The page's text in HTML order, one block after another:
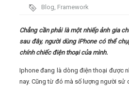
Video
Kiến thức
Blog, Framework
Chẳng cần phải là một nhiếp ảnh gia
sau đây, người dùng iPhone có thể
chính chiếc điện thoại của mình.
Iphone đang là dòng điện thoại được
nay. Cũng từ đó mà số lượng người sử